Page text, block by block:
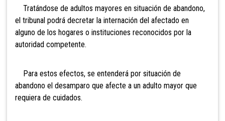
Tratándose de adultos mayores en situación de abandono,
el tribunal podrá decretar la internación del afectado en
alguno de l os hogares o instituciones reconocidos por la
autoridad competente.
Para estos efectos, se entenderá por situación de
abandono el desamparo que afecte a un adulto mayor que
requiera de cuidados.